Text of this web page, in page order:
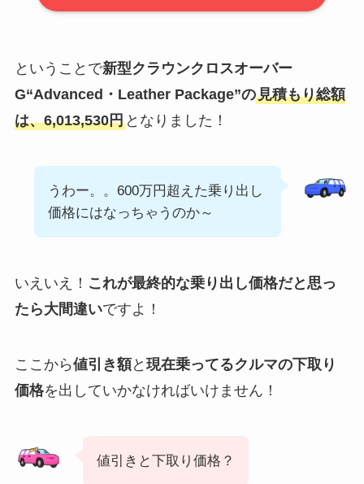
ということで新型クラウンクロスオーバー
G“Advanced・Leather Package”の見積もり総額
は、6,013,530円となりました！
うわー。。600万円超えた乗り出し
価格にはなっちゃうのか～
いえいえ！ これが最終的な乗り出し価格だと思っ
たら大間違いですよ！
ここから値引き額と 現在乗ってるクルマの下取り
価格を出していかなければいけません！
値引きと下取り価格？